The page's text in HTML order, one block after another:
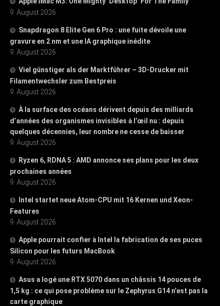
9. August 2026
Snapdragon 8 Elite Gen 6 Pro : une fuite dévoile une
gravure en 2 nm et une IA graphique inédite
9. August 2026
Viel günstiger als der Marktführer – 3D-Drucker mit
Filamentwechsler zum Bestpreis
9. August 2026
À la surface des océans dérivent depuis des milliards
d’années des organismes invisibles à l’œil nu : depuis
quelques décennies, leur nombre ne cesse de baisser
9. August 2026
Ryzen 6, RDNA 5 : AMD annonce ses plans pour les deux
prochaines années
9. August 2026
Intel startet neue Atom-CPU mit 16 Kernen und Xeon-
Features
9. August 2026
Apple pourrait confier à Intel la fabrication de ses puces
Silicon pour les futurs MacBook
9. August 2026
Asus a logé une RTX 5070 dans un châssis 14 pouces de
1,5 kg : ce qui pose problème sur le Zephyrus G14 n’est pas la
carte graphique